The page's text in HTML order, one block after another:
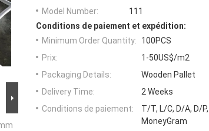
Model Number:
111
Conditions de paiement et expédition:
Minimum Order Quantity:
100PCS
Prix:
1-50US$/m2
Packaging Details:
Wooden Pallet
Delivery Time:
2 Weeks
Conditions de paiement:
T/T, L/C, D/A, D/
MoneyGram